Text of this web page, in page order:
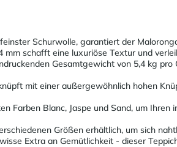
Schurwolle, garantiert der
schafft eine luxuriöse Textur und
Gesamtgewicht von 5,4 kg
mit einer außergewöhnlich hohen
Farben Blanc, Jaspe und Sand, um
Größen erhältlich, um sich
Extra an Gemütlichkeit - dieser